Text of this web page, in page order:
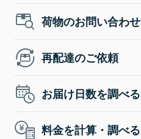
荷物のお問い合わせ
再配達のご依頼
お届け日数を調べる
料金を計算・調べる